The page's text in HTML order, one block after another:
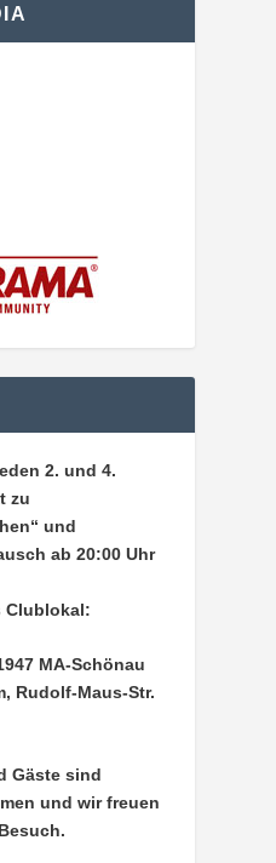
2. und 4.
zu
und
ab 20:00 Uhr
Clublokal:
MA-Schönau
Rudolf-Maus-Str.
Gäste sind
und wir freuen